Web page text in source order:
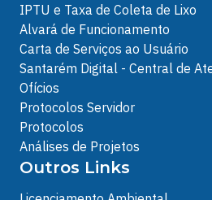
IPTU e Taxa de Coleta de Lixo
Alvará de Funcionamento
Carta de Serviços ao Usuário
Santarém Digital - Central de
Ofícios
Protocolos Servidor
Protocolos
Análises de Projetos
Outros Links